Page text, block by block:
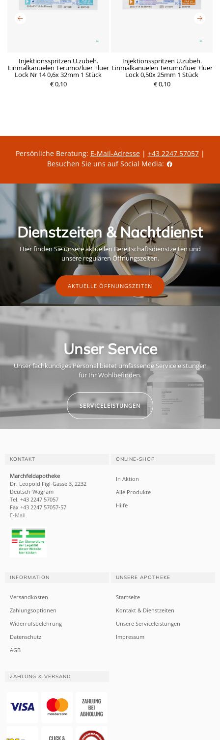
Injektionsspritzen U.zubeh.
Einmalkanuelen Terumo/luer +luer
Lock Nr 14 0,6x 32mm 1 Stück
€ 0,10
Injektionsspritzen U.zubeh.
Einmalkanuelen Terumo/luer +luer
Lock 0,50x 25mm 1 Stück
€ 0,10
Persönliche Beratung: E-Mail-Adresse| +43 2247 57057|
Besuchen Sie uns auf Social Media:
Dienstzeiten & Nachtdienst
Hier finden Sie unsere aktuellen Bereitschaftsdienstzeiten und
unsere regulären Öffnungszeiten.
AKTUELLE ÖFFNUNGSZEITEN
Unser Service
Unser fachkundiges Personal bietet umfassende Serviceleistungen
für Ihr Wohlbefinden.
SERVICELEISTUNGEN
KONTAKT
Marchfeldapotheke
Dr. Leopold Figl-Gasse 3, 2232
Deutsch-Wagram
Tel. +43 2247 57057
Fax +43 2247 57057-57
E-Mail
ONLINE-SHOP
In Aktion
Alle Produkte
Hilfe
INFORMATION
Versandkosten
Zahlungsoptionen
Widerrufsbelehrung
Datenschutz
AGB
UNSERE APOTHEKE
Startseite
Kontakt & Dienstzeiten
Unsere Serviceleistungen
Impressum
ZAHLUNG & VERSAND